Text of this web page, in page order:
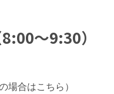
8:00～9:30）
合はこちら）